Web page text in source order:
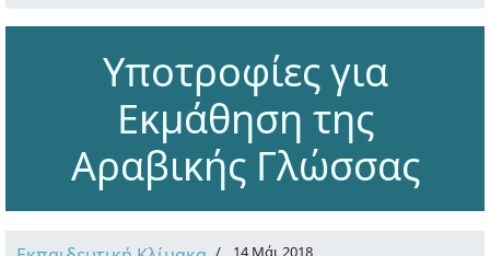
Υποτροφίες για
Εκμάθηση της
Αραβικής Γλώσσας
14 Μάι 2018